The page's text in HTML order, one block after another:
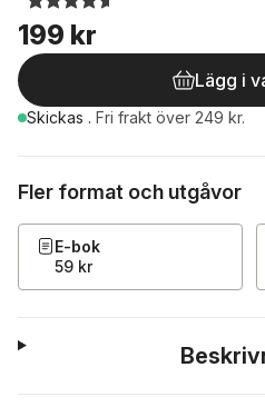
199 kr
Lägg i
Skickas . Fri frakt över 249 kr.
Fler format och utgåvor
E-bok
59 kr